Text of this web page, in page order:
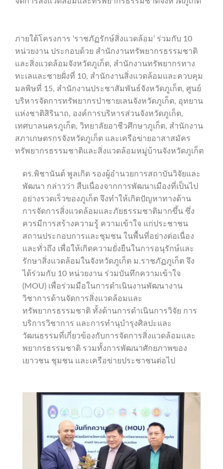
ภายใต้โครงการ ‘ราชภัฏรักษ์สิ่งแวดล้อม’ ร่วมกับ 10
หน่วยงาน ประกอบด้วย สำนักงานทรัพยากรธรรมชาติ
และสิ่งแวดล้อมจังหวัดภูเก็ต, สำนักงานทรัพยากรทาง
ทะเลและชายฝั่งที่ 10, สำนักงานสิ่งแวดล้อมและควบคุม
มลพิษที่ 15, สำนักงานประชาสัมพันธ์จังหวัดภูเก็ต, ศูนย์
บริหารจัดการทรัพยากรป่าชายเลนจังหวัดภูเก็ต, อุทยาน
แห่งชาติสิรินาถ, องค์การบริหารส่วนจังหวัดภูเก็ต,
เทศบาลนครภูเก็ต, วิทยาลัยอาชีวศึกษาภูเก็ต, สำนักงาน
สภาเกษตรกรจังหวัดภูเก็ต และเครือข่ายอาสาสมัคร
ทรัพยากรธรรมชาติและสิ่งแวดล้อมหมู่บ้านจังหวัดภูเก็ต
ดร.พิชานันต์ พูลเกิด รองผู้อำนวยการสถาบันวิจัยและ
พัฒนา กล่าวว่า สืบเนื่องจากการพัฒนาเมืองที่เป็นไป
อย่างรวดเร็วของภูเก็ต จึงทำให้เกิดปัญหาทางด้าน
การจัดการสิ่งแวดล้อมและภัยธรรมชาติมากขึ้น ซึ่ง
ควรมีการสร้างความรู้ ความเข้าใจ แก่ประชาชน
สถานประกอบการและชุมชน ในพื้นที่อย่างต่อเนื่อง
และทั่วถึง เพื่อให้เกิดความยั่งยืนในการอนุรักษ์และ
รักษาสิ่งแวดล้อมในจังหวัดภูเก็ต ม.ราชภัฏภูเก็ต จึง
ได้ร่วมกับ 10 หน่วยงาน ร่วมบันทึกความเข้าใจ
(MOU) เพื่อร่วมมือในการดำเนินงานพัฒนางาน
วิชาการด้านจัดการสิ่งแวดล้อมและ
ทรัพยากรธรรมชาติ ทั้งด้านการดำเนินการวิจัย การ
บริการวิชาการ และการทำนุบำรุงศิลปะและ
วัฒนธรรมที่เกี่ยวข้องกับการจัดการสิ่งแวดล้อมและ
พยากรธรรมชาติ รวมทั้งการพัฒนาศักยภาพของ
เยาวชน ชุมชน และเครือข่ายประชาชนต่อไป